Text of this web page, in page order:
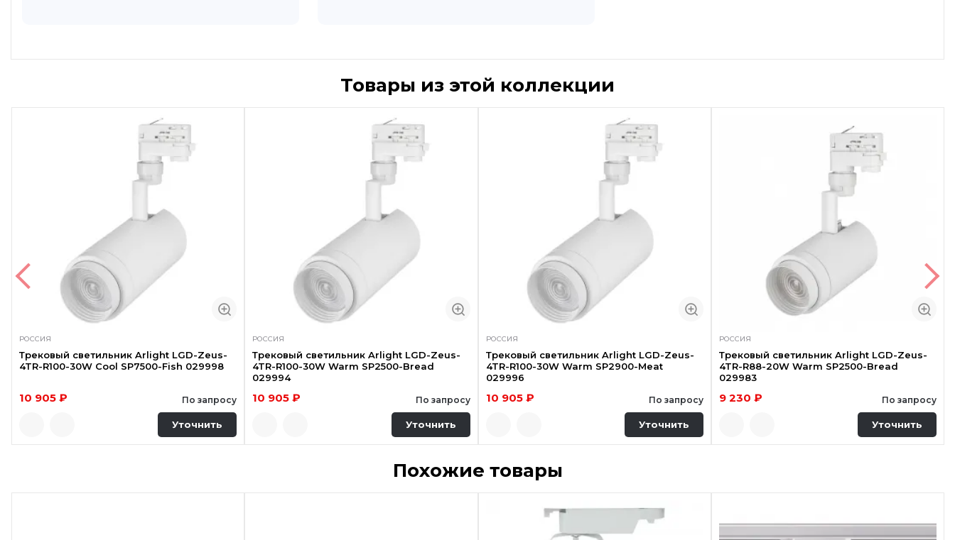
Товары из этой коллекции
РОССИЯ
Трековый светильник Arlight LGD-Zeus-
4TR-R100-30W Cool SP7500-Fish 029998
10 905 ₽ По запросу
Уточнить
РОССИЯ
Трековый светильник Arlight LGD-Zeus-
4TR-R100-30W Warm SP2500-Bread
029994
10 905 ₽ По запросу
Уточнить
РОССИЯ
Трековый светильник Arlight LGD-Zeus-
4TR-R100-30W Warm SP2900-Meat
029996
10 905 ₽ По запросу
Уточнить
РОССИЯ
Трековый светильник Arlight LGD-Zeus-
4TR-R88-20W Warm SP2500-Bread
029983
9 230 ₽ По запросу
Уточнить
Похожие товары